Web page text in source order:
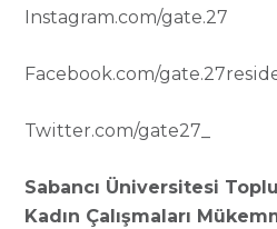
Instagram.com/gate.27
Facebook.com/
Twitter.com/gate27_
Sabancı Üniversitesi
Kadın Çalışmaları